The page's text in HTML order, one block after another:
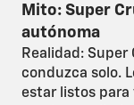
Mito: Super
autónoma
Realidad: Super
conduzca solo.
estar listos para